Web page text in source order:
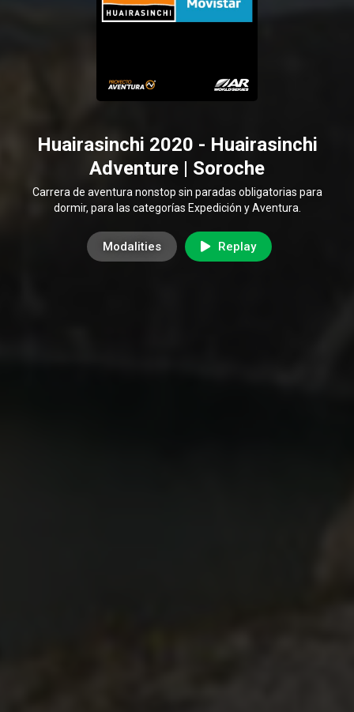
Huairasinchi 2020 - Huairasinchi
Adventure | Soroche
Carrera de aventura nonstop sin paradas obligatorias para
dormir, para las categorías Expedición y Aventura.
Modalities Replay